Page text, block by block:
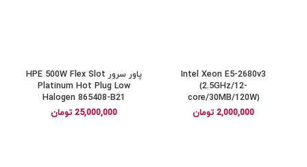
Intel Xeon E5-2680v3
(2.5GHz/12-
core/30MB/120W)
2,000,000 تومان
پاور سرور HPE 500W Flex Slot
Platinum Hot Plug Low
Halogen 865408-B21
25,000,000 تومان